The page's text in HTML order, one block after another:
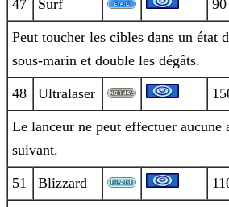
47 Surf 90
Peut toucher les cibles dans un état
sous-marin et double les dégâts.
48 Ultralaser
Le lanceur ne peut effectuer aucune
suivant.
51 Blizzard